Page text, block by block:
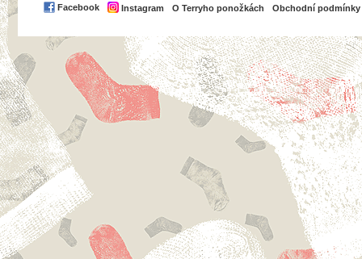
Facebook Instagram O Terryho ponožkách Obchodní podmínky
PayPal